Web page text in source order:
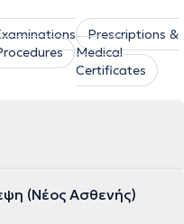
Prescriptions &
Medical
Certificates
(Νέος Ασθενής)